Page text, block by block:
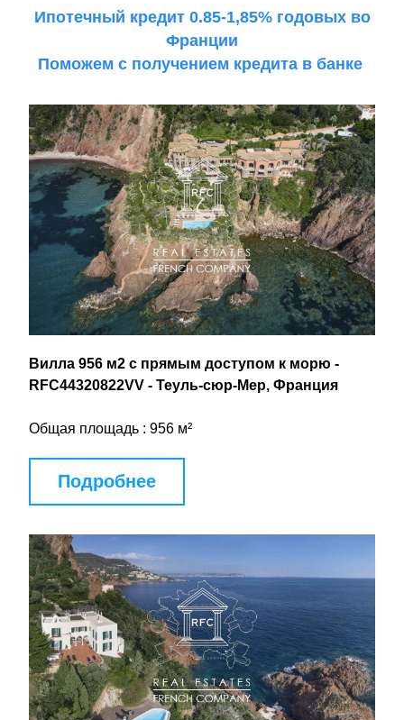
Ипотечный кредит 0.85-1,85% годовых во
Франции
Поможем с получением кредита в банке
Вилла 956 м2 с прямым доступом к морю -
RFC44320822VV - Теуль-сюр-Мер, Франция
Общая площадь : 956 м²
Подробнее